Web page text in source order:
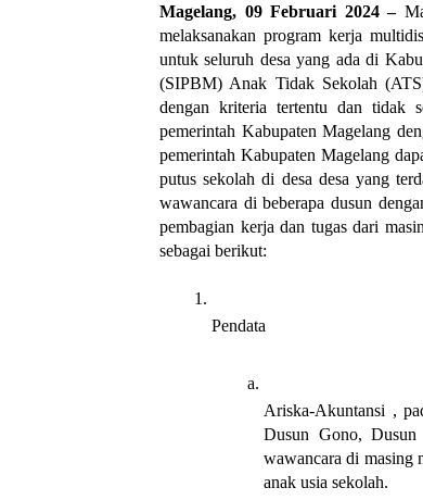
Magelang, 09 Februari 2024 –
melaksanakan program kerja
untuk seluruh desa yang ada di
(SIPBM) Anak Tidak Sekolah
dengan kriteria tertentu dan tidak
pemerintah Kabupaten Magelang
pemerintah Kabupaten Magelang
putus sekolah di desa desa yang
wawancara di beberapa dusun
pembagian kerja dan tugas dari
sebagai berikut:
Pendata
Ariska-Akuntansi ,
Dusun Gono, Dusun
wawancara di masing
anak usia sekolah.